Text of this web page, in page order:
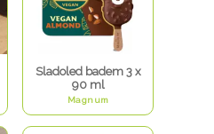
Sladoled badem 3 x
90 ml
Magnum